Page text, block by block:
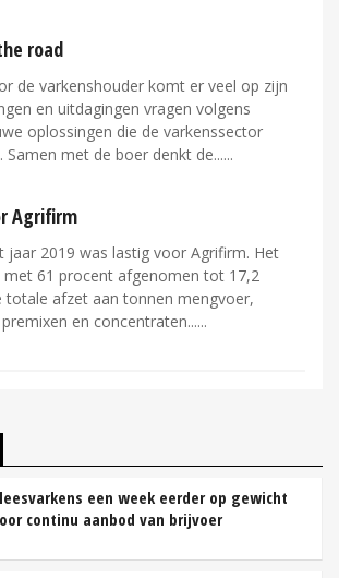
road
de varkenshouder komt er veel op zijn
en uitdagingen vragen volgens
oplossingen die de varkenssector
met de boer denkt de...
Agrifirm
jaar 2019 was lastig voor Agrifirm. Het
61 procent afgenomen tot 17,2
totale afzet aan tonnen mengvoer,
en concentraten...
een week eerder op gewicht
continu aanbod van brijvoer